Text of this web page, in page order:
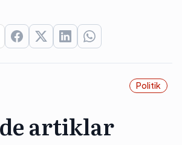
Politik
artiklar